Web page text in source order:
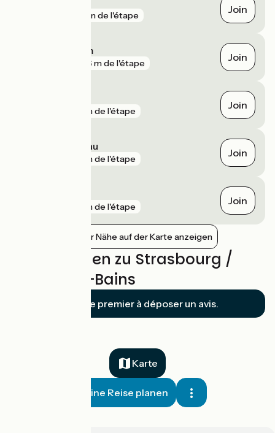
83 m de l'étape Join
Hoenheim Tram
266 m de l'étape Join
1 km de l'étape Join
Krimmeri Meinau
1 km de l'étape Join
1 km de l'étape Join
Bahnhöfe in der Nähe auf der Karte anzeigen
Bewertungen zu Strasbourg /
Soultz-les-Bains
Soyez le premier à déposer un avis.
Karte
Meine Reise planen